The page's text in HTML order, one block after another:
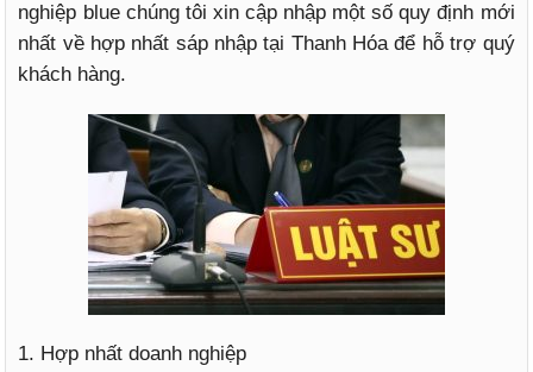
nghiệp blue chúng tôi xin cập nhập một số quy định mới
nhất về hợp nhất sáp nhập tại Thanh Hóa để hỗ trợ quý
khách hàng.
1. Hợp nhất doanh nghiệp